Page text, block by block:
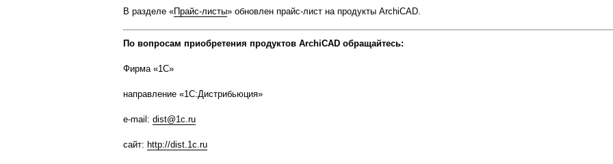
В разделе «Прайс-листы» обновлен прайс-лист на продукты ArchiCAD.
По вопросам приобретения продуктов ArchiCAD обращайтесь:
Фирма «1С»
направление «1С:Дистрибьюция»
e-mail : dist@1c.ru
сайт: http://dist.1c.ru